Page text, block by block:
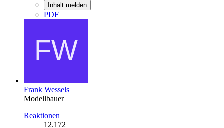
Inhalt melden
PDF
Frank Wessels
Modellbauer
Reaktionen
12.172